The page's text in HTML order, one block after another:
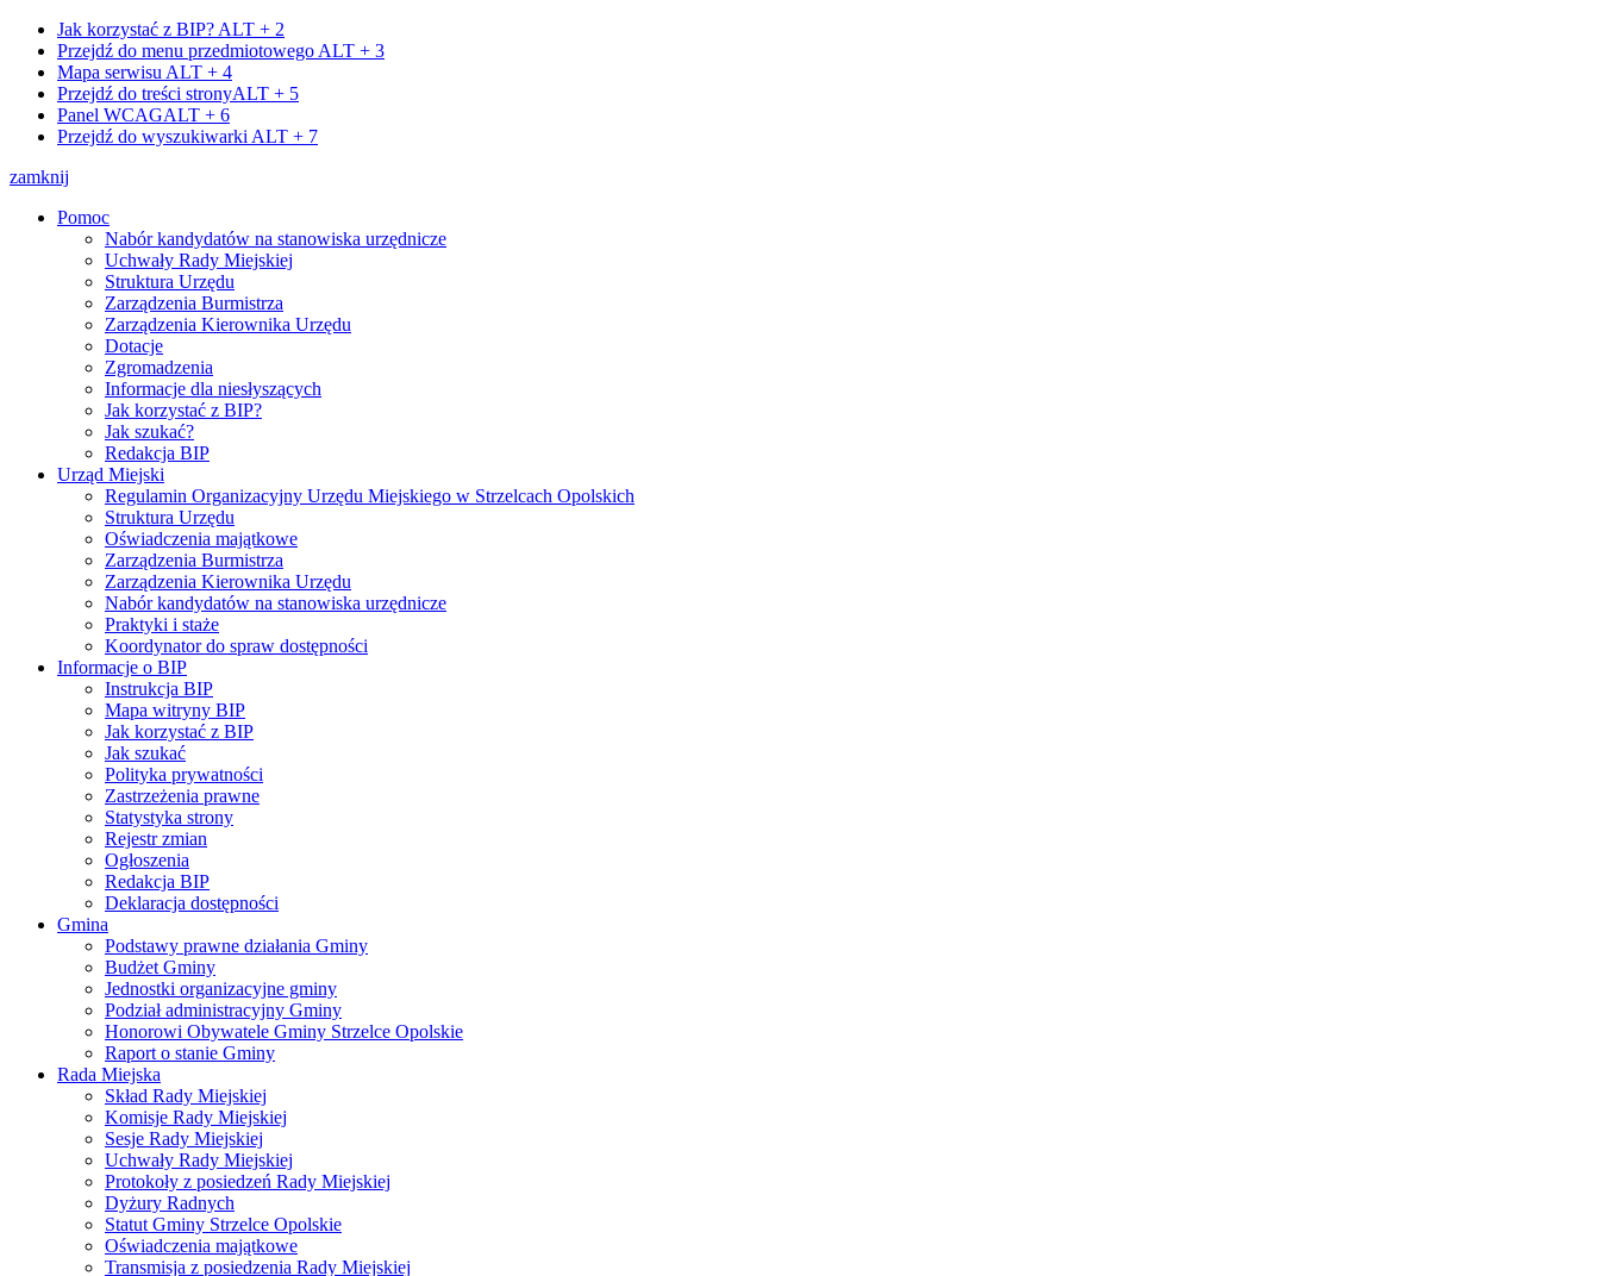
Jak korzystać z BIP? ALT + 2
Przejdź do menu przedmiotowego ALT + 3
Mapa serwisu ALT + 4
Przejdź do treści stronyALT + 5
Panel WCAGALT + 6
Przejdź do wyszukiwarki ALT + 7
zamknij
Pomoc
Nabór kandydatów na stanowiska urzędnicze
Uchwały Rady Miejskiej
Struktura Urzędu
Zarządzenia Burmistrza
Zarządzenia Kierownika Urzędu
Dotacje
Zgromadzenia
Informacje dla niesłyszących
Jak korzystać z BIP?
Jak szukać?
Redakcja BIP
Urząd Miejski
Regulamin Organizacyjny Urzędu Miejskiego w Strzelcach Opolskich
Struktura Urzędu
Oświadczenia majątkowe
Zarządzenia Burmistrza
Zarządzenia Kierownika Urzędu
Nabór kandydatów na stanowiska urzędnicze
Praktyki i staże
Koordynator do spraw dostępności
Informacje o BIP
Instrukcja BIP
Mapa witryny BIP
Jak korzystać z BIP
Jak szukać
Polityka prywatności
Zastrzeżenia prawne
Statystyka strony
Rejestr zmian
Ogłoszenia
Redakcja BIP
Deklaracja dostępności
Gmina
Podstawy prawne działania Gminy
Budżet Gminy
Jednostki organizacyjne gminy
Podział administracyjny Gminy
Honorowi Obywatele Gminy Strzelce Opolskie
Raport o stanie Gminy
Rada Miejska
Skład Rady Miejskiej
Komisje Rady Miejskiej
Sesje Rady Miejskiej
Uchwały Rady Miejskiej
Protokoły z posiedzeń Rady Miejskiej
Dyżury Radnych
Statut Gminy Strzelce Opolskie
Oświadczenia majątkowe
Transmisja z posiedzenia Rady Miejskiej